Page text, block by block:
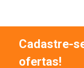
Cadastre-
ofertas!